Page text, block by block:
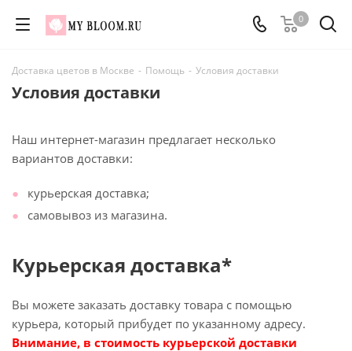
0
Доставка цветов в Москве - Помощь - Условия доставки
Условия доставки
Наш интернет-магазин предлагает несколько
вариантов доставки:
курьерская доставка;
самовывоз из магазина.
Курьерская доставка*
Вы можете заказать доставку товара с помощью
курьера, который прибудет по указанному адресу.
Внимание, в стоимость курьерской доставки